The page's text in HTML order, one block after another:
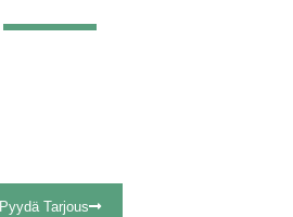
Pyydä Tarjous